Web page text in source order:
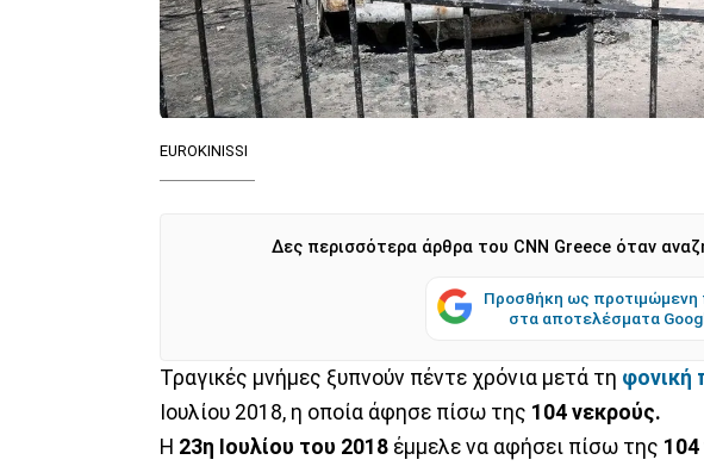
EUROKINISSI
Δες περισσότερα άρθρα του CNN Greece όταν
Προσθήκη ως προτιμώμενη
στα αποτελέσματα
Τραγικές μνήμες ξυπνούν πέντε χρόνια μετά τη φονική
Ιουλίου 2018, η οποία άφησε πίσω της 104 νεκρούς.
Η 23η Ιουλίου του 2018 έμμελε να αφήσει πίσω της 104